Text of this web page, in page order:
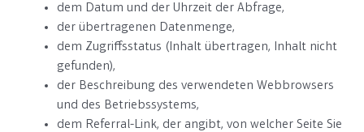
dem Datum und der Uhrzeit der Abfrage,
der übertragenen Datenmenge,
dem Zugriffsstatus (Inhalt übertragen, Inhalt nicht
gefunden),
der Beschreibung des verwendeten Webbrowsers
und des Betriebssystems,
dem Referral-Link, der angibt, von welcher Seite Sie